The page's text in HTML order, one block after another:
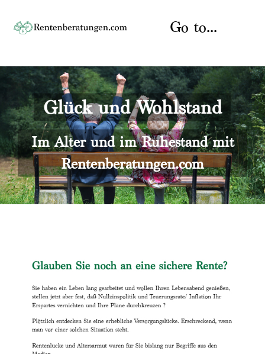
content
Go to...
Startseite
Rente
Rentenberater
Rentenversicherung
Versicherungsberatung
Über uns
Kontakt
Glück und Wohlstand
Im Alter und im Ruhestand mit
Rentenberatungen.com